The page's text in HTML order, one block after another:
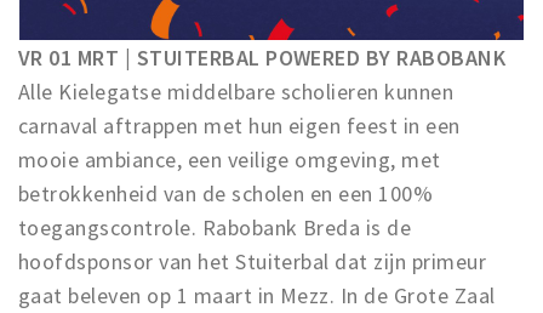
Inloggen
VR 01 MRT | STUITERBAL POWERED BY RABOBANK
Alle Kielegatse middelbare scholieren kunnen
carnaval aftrappen met hun eigen feest in een
mooie ambiance, een veilige omgeving, met
betrokkenheid van de scholen en een 100%
toegangscontrole. Rabobank Breda is de
hoofdsponsor van het Stuiterbal dat zijn primeur
gaat beleven op 1 maart in Mezz. In de Grote Zaal